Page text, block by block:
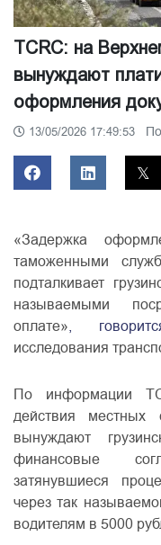
TCRC: на
вынуждают
оформления
13/05/2026 17:49:53
«Задержка
таможенными
подталкивает
называемыми
оплате»,
исследования
По информации
действия местных
вынуждают
финансовые
затянувшиеся
через так
водителям в 5000